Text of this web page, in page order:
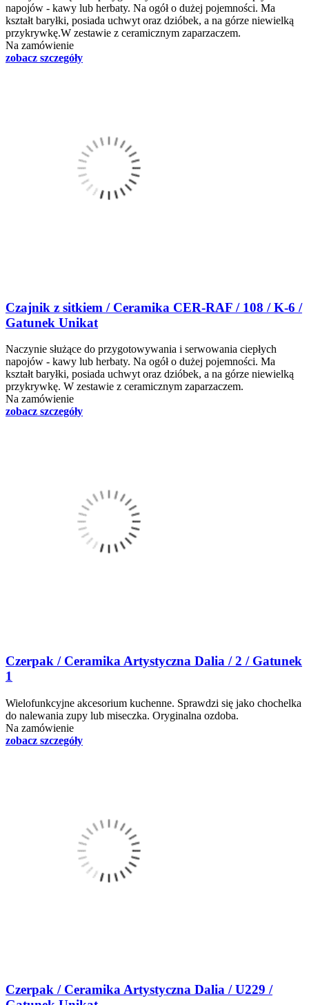
napojów - kawy lub herbaty. Na ogół o dużej pojemności. Ma
kształt baryłki, posiada uchwyt oraz dzióbek, a na górze niewielką
przykrywkę.W zestawie z ceramicznym zaparzaczem.
Na zamówienie
zobacz szczegóły
Czajnik z sitkiem / Ceramika CER-RAF / 108 / K-6 /
Gatunek Unikat
Naczynie służące do przygotowywania i serwowania ciepłych
napojów - kawy lub herbaty. Na ogół o dużej pojemności. Ma
kształt baryłki, posiada uchwyt oraz dzióbek, a na górze niewielką
przykrywkę. W zestawie z ceramicznym zaparzaczem.
Na zamówienie
zobacz szczegóły
Czerpak / Ceramika Artystyczna Dalia / 2 / Gatunek
1
Wielofunkcyjne akcesorium kuchenne. Sprawdzi się jako chochelka
do nalewania zupy lub miseczka. Oryginalna ozdoba.
Na zamówienie
zobacz szczegóły
Czerpak / Ceramika Artystyczna Dalia / U229 /